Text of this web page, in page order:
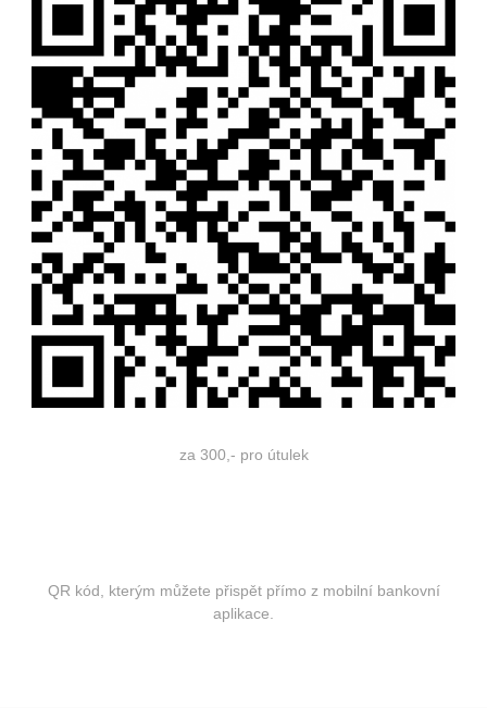
za 300,- pro útulek
QR kód, kterým můžete přispět přímo z mobilní bankovní
aplikace.